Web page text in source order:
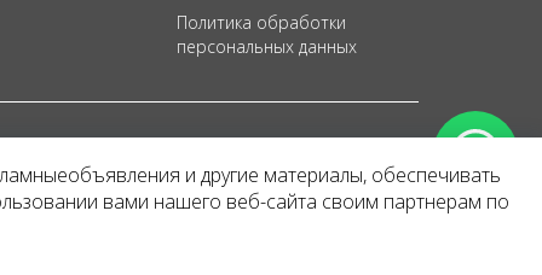
Политика обработки
персональных данных
и другие материалы, обеспечивать
вами нашего веб-сайта своим партнерам по